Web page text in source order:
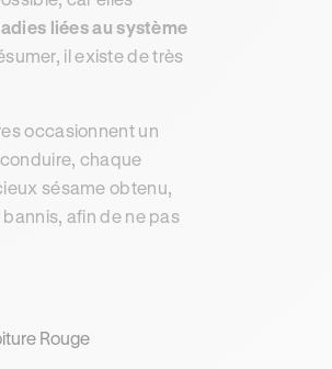
liées au système
il existe de très
occasionnent un
chaque
sésame obtenu,
afin de ne pas